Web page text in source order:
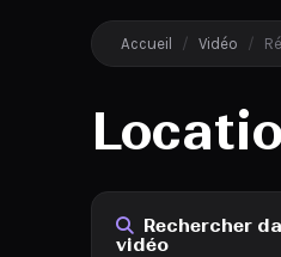
Accueil / Vidéo /
Rechercher
vidéo